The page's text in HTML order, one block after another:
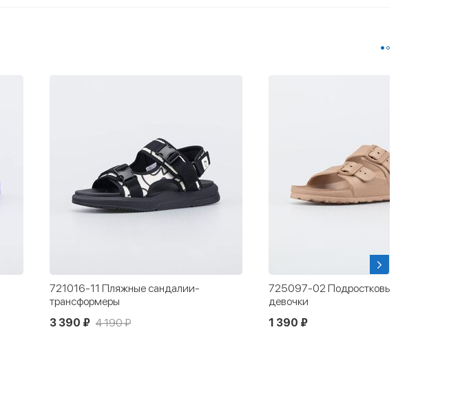
721016-11 Пляжные сандалии-
трансформеры
3 390 ₽ 4 190 ₽
725097-02 Подростковые сланцы для
девочки
1 390 ₽